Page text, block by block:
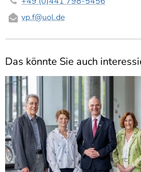
vp.f@uol.de
Das könnte Sie auch